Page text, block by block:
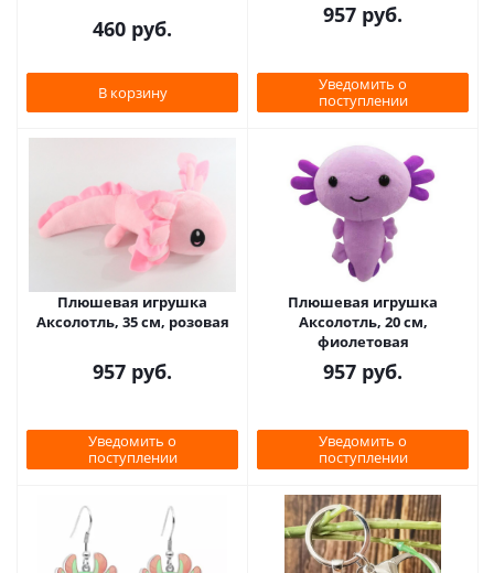
460 руб.
В корзину
957 руб.
Уведомить о
поступлении
Плюшевая игрушка
Аксолотль, 35 см, розовая
957 руб.
Уведомить о
поступлении
Плюшевая игрушка
Аксолотль, 20 см,
фиолетовая
957 руб.
Уведомить о
поступлении